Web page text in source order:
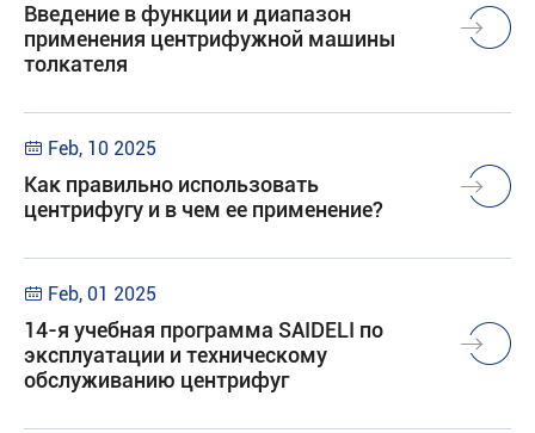
Введение в функции и диапазон
применения центрифужной машины
толкателя
 Feb, 10 2025
Как правильно использовать
центрифугу и в чем ее применение?
 Feb, 01 2025
14-я учебная программа SAIDELI по
эксплуатации и техническому
обслуживанию центрифуг